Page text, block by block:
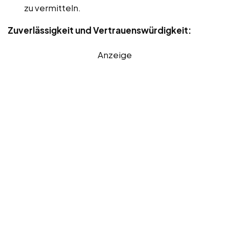
zu vermitteln.
Zuverlässigkeit und Vertrauenswürdigkeit:
Anzeige